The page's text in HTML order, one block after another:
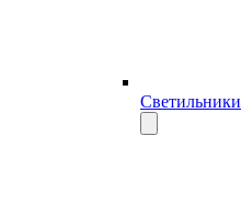
Светильники